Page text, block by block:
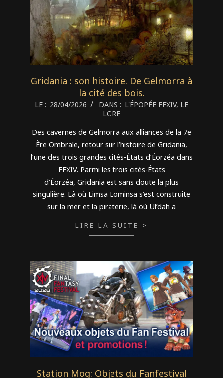
Gridania : son histoire. De Gelmorra à
la cité des bois.
2026-
28
LE : 28/04/2026 DANS : L'ÉPOPÉE FFXIV, LE
LORE
Des cavernes de Gelmorra aux alliances de la 7e
Ère Ombrale, retour sur l’histoire de Gridania,
l’une des trois grandes cités-États d’Éorzéa dans
FFXIV. Parmi les trois cités-États
d’Éorzéa, Gridania est sans doute la plus
singulière. Là où Limsa Lominsa s’est construite
sur la mer et la piraterie, là où Ul’dah a
LIRE LA SUITE >
Station Mog: Objets du Fanfestival